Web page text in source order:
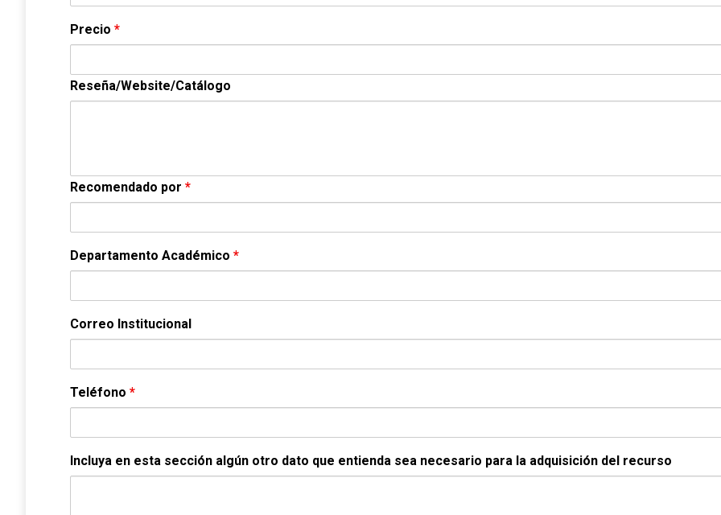
Precio *
Reseña/Website/Catálogo
Recomendado por *
Departamento Académico *
Correo Institucional
Teléfono *
Incluya en esta sección algún otro dato que entienda sea necesario para la adquisición del recurso